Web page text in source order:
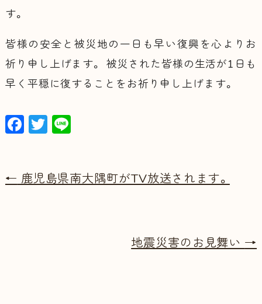
す。
皆様の安全と被災地の一日も早い復興を心よりお
祈り申し上げます。 被災された皆様の生活が1日も
早く平穏に復することをお祈り申し上げます。
F
e
T
er
Li
← 鹿児島県南大隅町がTV放送されます。
地震災害のお見舞い →